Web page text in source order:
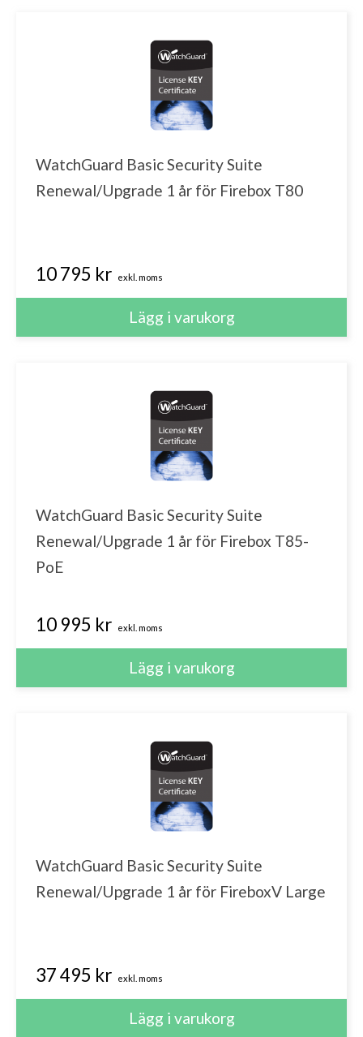
Application Control
WatchGuard Basic Security Suite
Renewal/Upgrade 1 år för Firebox T80
10 795 kr exkl. moms
WatchGuard Basic Security Suite
Renewal/Upgrade 1 år för Firebox T85-
PoE
10 995 kr exkl. moms
WatchGuard Basic Security Suite
Renewal/Upgrade 1 år för FireboxV Large
37 495 kr exkl. moms